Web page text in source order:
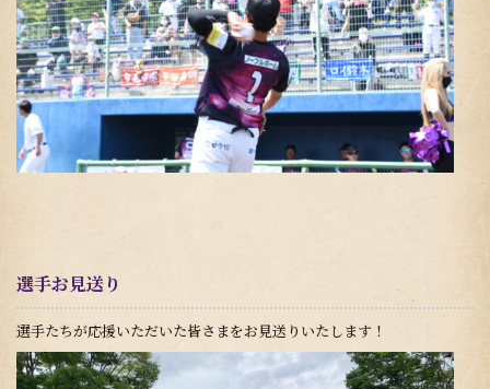
選手お見送り
選手たちが応援いただいた皆さまをお見送りいたします！